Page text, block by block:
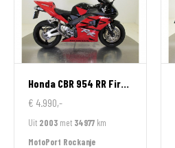
Honda CBR 954 RR FireBlade
€ 4.990,-
Uit 2003 met 34977 km
MotoPort Rockanje